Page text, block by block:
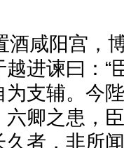
酒咸阳宫，
进谏曰：“
支辅。今
卿之患，
者，非所